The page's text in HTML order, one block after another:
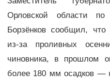
Орловской области
Борзёнков сообщил,
из-за проливных
чиновника, в прошлом
более 180 мм осадков —